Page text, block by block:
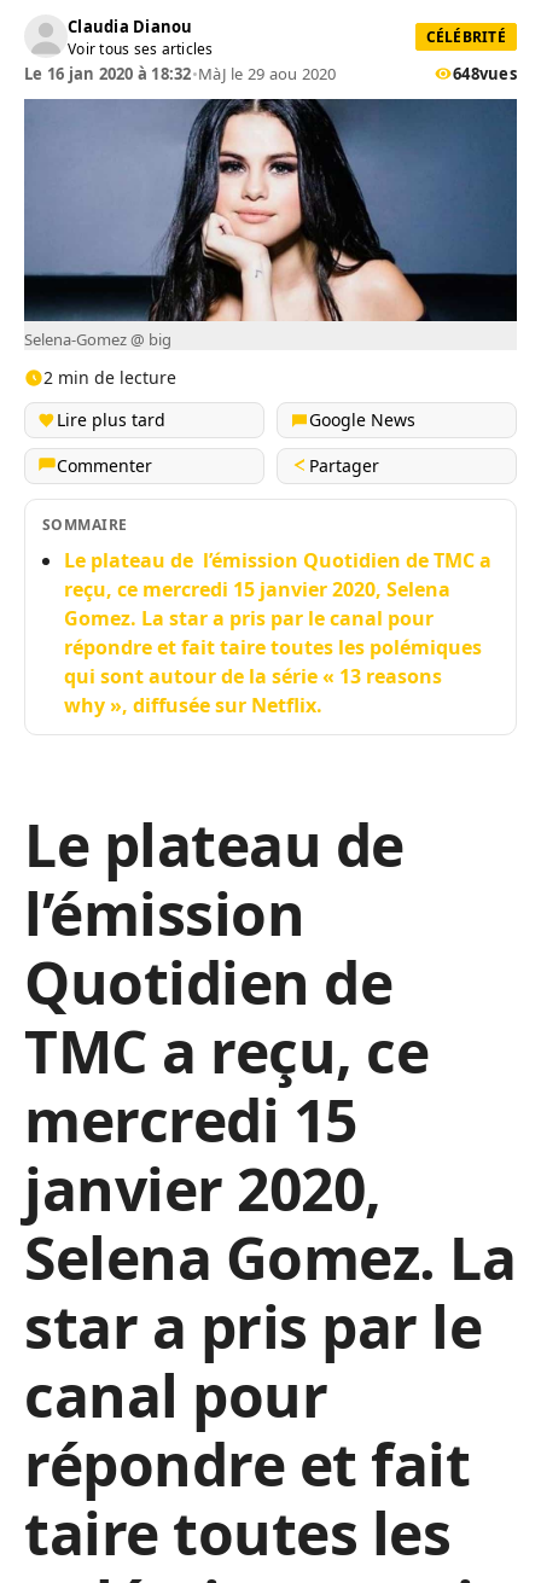
Claudia Dianou
Voir tous ses articles
CÉLÉBRITÉ
Le 16 jan 2020 à 18:32•MàJ le 29 aou 2020 648vues
Selena-Gomez @ big
2 min de lecture
Lire plus tard
Google News
Commenter
Partager
SOMMAIRE
Le plateau de l’émission Quotidien de TMC a
reçu, ce mercredi 15 janvier 2020, Selena
Gomez. La star a pris par le canal pour
répondre et fait taire toutes les polémiques
qui sont autour de la série « 13 reasons
why », diffusée sur Netflix.
Le plateau de
l’émission
Quotidien de
TMC a reçu, ce
mercredi 15
janvier 2020,
Selena Gomez. La
star a pris par le
canal pour
répondre et fait
taire toutes les